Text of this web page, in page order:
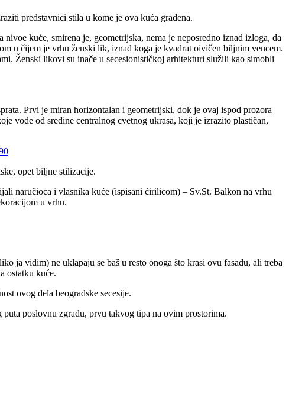
predstavnici stila u kome je ova kuća građena.
kuće, smirena je, geometrijska, nema je neposredno iznad izloga, da
u čijem je vrhu ženski lik, iznad koga je kvadrat oivičen biljnim vencem.
Ženski likovi su inače u secesionističkoj arhitekturi služili kao simobli
Prvi je miran horizontalan i geometrijski, dok je ovaj ispod prozora
vode od sredine centralnog cvetnog ukrasa, koji je izrazito plastičan,
opet biljne stilizacije.
naručioca i vlasnika kuće (ispisani ćirilicom) – Sv.St. Balkon na vrhu
u vrhu.
ja vidim) ne uklapaju se baš u resto onoga što krasi ovu fasadu, ali treba
ostatku kuće.
ovog dela beogradske secesije.
poslovnu zgradu, prvu takvog tipa na ovim prostorima.